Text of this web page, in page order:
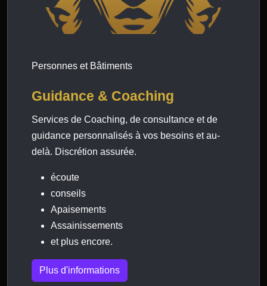
Personnes et Bâtiments
Guidance & Coaching
Services de Coaching, de consultance et de
guidance personnalisés à vos besoins et au-
delà. Discrétion assurée.
écoute
conseils
Apaisements
Assainissements
et plus encore.
Plus d'informations